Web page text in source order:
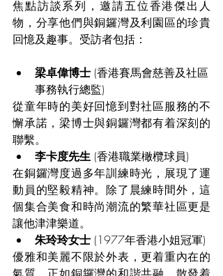
焦點訪談系列，邀請五位香港傑出人
物，分享他們與銅鑼灣及利園區的珍貴
回憶及趣事。受訪者包括：
梁卓偉博士 (香港賽馬會慈善及社區
事務執行總監)
從童年時的美好回憶到對社區服務的不
懈承諾，梁博士與銅鑼灣都有着深刻的
聯繫。
李卡度先生 (香港職業橄欖球員)
在銅鑼灣度過多年訓練時光，展現了運
動員的堅毅精神。除了晨練時間外，這
個集合美食和時尚潮流的繁華社區更是
讓他津津樂道。
朱玲玲女士 (1977年香港小姐冠軍)
優雅和美麗不限於外表，更着重內在的